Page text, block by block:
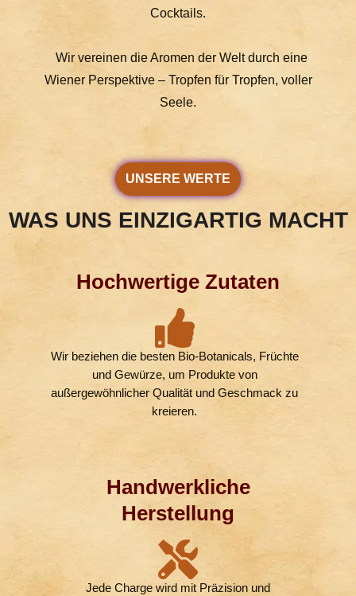
Cocktails.
Wir vereinen die Aromen der Welt durch eine
Wiener Perspektive – Tropfen für Tropfen, voller
Seele.
UNSERE WERTE
WAS UNS EINZIGARTIG MACHT
Hochwertige Zutaten
Wir beziehen die besten Bio-Botanicals, Früchte
und Gewürze, um Produkte von
außergewöhnlicher Qualität und Geschmack zu
kreieren.
Handwerkliche
Herstellung
Jede Charge wird mit Präzision und